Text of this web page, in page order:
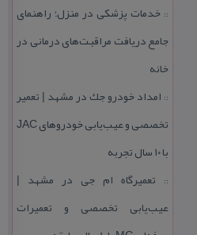
:: خدمات پزشكی در منزل؛ راهنمای
جامع دریافت مراقبت‌های درمانی در
خانه
:: امداد خودرو جك در مشهد | تعمیر
تخصصی و عیب‌یابی خودروهای JAC
با ۱۰ سال تجربه
:: تعمیرگاه ام جی در مشهد |
عیب‌یابی تخصصی و تعمیرات